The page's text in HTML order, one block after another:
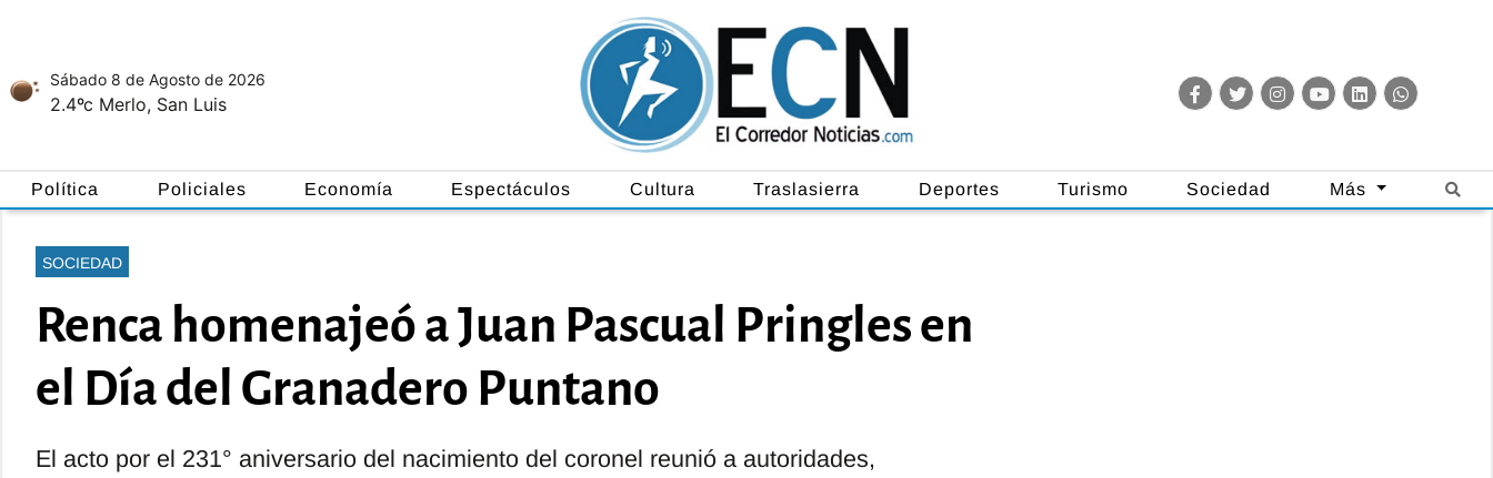
Sábado 8 de Agosto de 2026
2.4ºc Merlo, San Luis
Política Policiales Economía Espectáculos Cultura Traslasierra Deportes Turismo Sociedad Más
SOCIEDAD
Renca homenajeó a Juan Pascual Pringles en
el Día del Granadero Puntano
El acto por el 231° aniversario del nacimiento del coronel reunió a autoridades,